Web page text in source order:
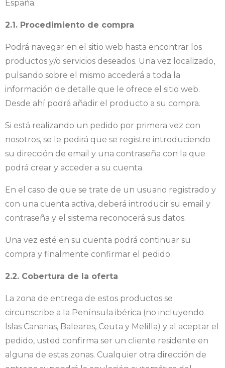
España.
2.1. Procedimiento de compra
Podrá navegar en el sitio web hasta encontrar los
productos y/o servicios deseados. Una vez localizado,
pulsando sobre el mismo accederá a toda la
información de detalle que le ofrece el sitio web.
Desde ahí podrá añadir el producto a su compra.
Si está realizando un pedido por primera vez con
nosotros, se le pedirá que se registre introduciendo
su dirección de email y una contraseña con la que
podrá crear y acceder a su cuenta.
En el caso de que se trate de un usuario registrado y
con una cuenta activa, deberá introducir su email y
contraseña y el sistema reconocerá sus datos.
Una vez esté en su cuenta podrá continuar su
compra y finalmente confirmar el pedido.
2.2. Cobertura de la oferta
La zona de entrega de estos productos se
circunscribe a la Península ibérica (no incluyendo
Islas Canarias, Baleares, Ceuta y Melilla) y al aceptar el
pedido, usted confirma ser un cliente residente en
alguna de estas zonas. Cualquier otra dirección de